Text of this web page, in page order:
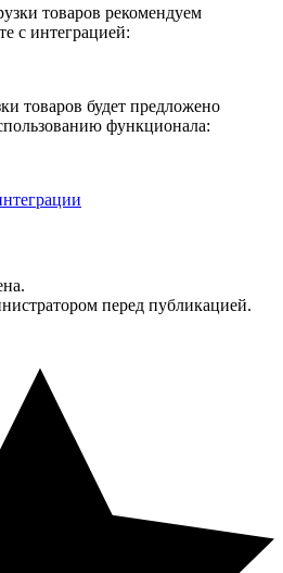
товаров рекомендуем
с интеграцией:
товаров будет предложено
функционала:
перед публикацией.